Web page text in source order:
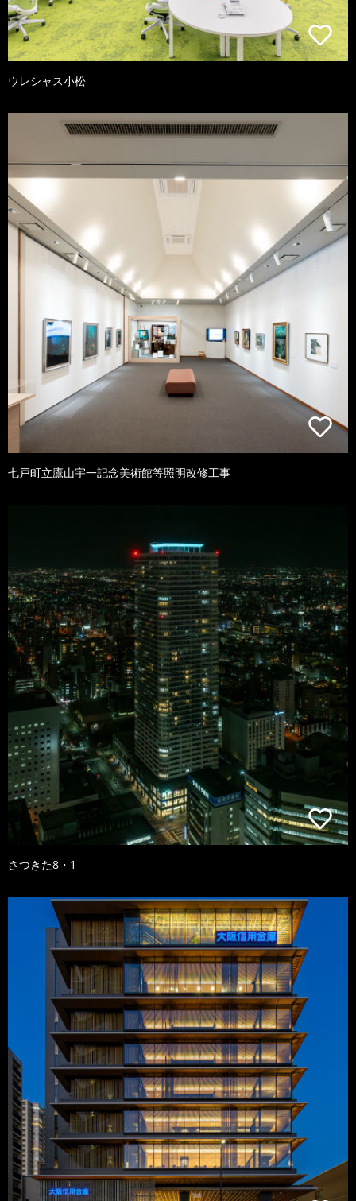
ウレシャス小松
七戸町立鷹山宇一記念美術館等照明改修工事
さつきた8・1